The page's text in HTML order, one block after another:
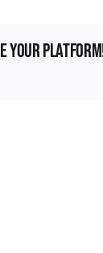
Your